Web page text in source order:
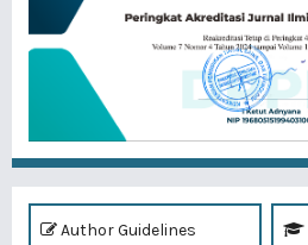
Author Guidelines